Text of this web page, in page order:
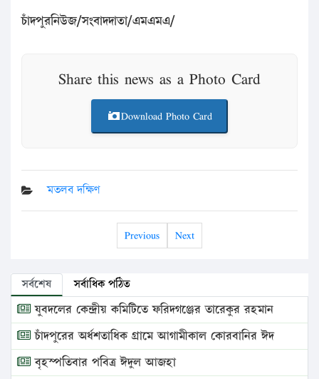
চাঁদপুরনিউজ/সংবাদদাতা/এমএমএ/
Share this news as a Photo Card
Download Photo Card
মতলব দক্ষিণ
Previous Next
সর্বশেষ সর্বাধিক পঠিত
যুবদলের কেন্দ্রীয় কমিটিতে ফরিদগঞ্জের তারেকুর রহমান
চাঁদপুরের অর্ধশতাধিক গ্রামে আগামীকাল কোরবানির ঈদ
বৃহস্পতিবার পবিত্র ঈদুল আজহা